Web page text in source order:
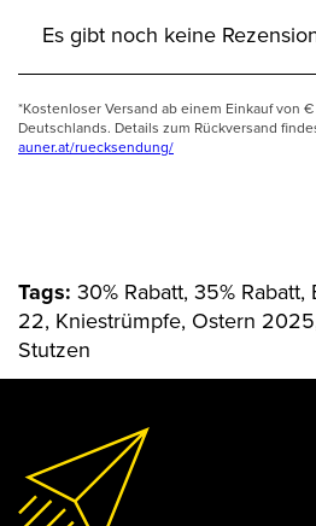
Es gibt noch keine
*Kostenloser Versand ab einem Einkauf von
Deutschlands. Details zum Rückversand
auner.at/ruecksendung/
Tags: 30% Rabatt, 35%
22, Kniestrümpfe, Ostern
Stutzen